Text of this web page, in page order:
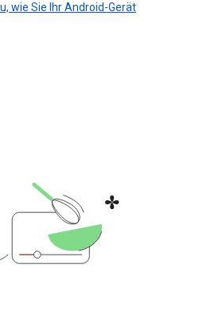
wie Sie Ihr Android-Gerät